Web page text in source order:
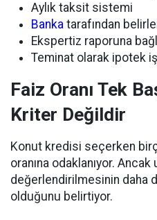
Aylık taksit sistemi
Banka tarafından
Ekspertiz raporuna
Teminat olarak ipotek
Faiz Oranı Tek
Kriter Değildir
Konut kredisi seçerken
oranına odaklanıyor.
değerlendirilmesinin daha
olduğunu belirtiyor.